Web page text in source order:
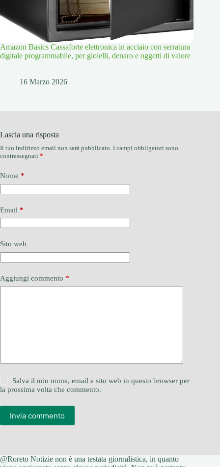
Amazon Basics Cassaforte elettronica in acciaio con serratura
digitale programmabile, per gioielli, denaro e oggetti di valore
16 Marzo 2026
Lascia una risposta
Il tuo indirizzo email non sarà pubblicato. I campi obbligatori sono
contrassegnati *
Nome *
Email *
Sito web
Aggiungi commento *
Salva il mio nome, email e sito web in questo browser per
la prossima volta che commento.
Invia commento
@Roreto Notizie non è una testata giornalistica, in quanto